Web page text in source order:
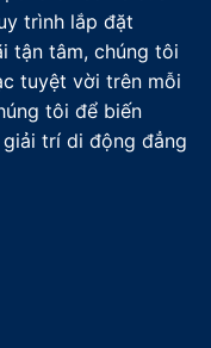
trình lắp đặt
tận tâm, chúng tôi
tuyệt vời trên mỗi
tôi để biến
trí di động đẳng